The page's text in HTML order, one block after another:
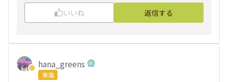
いいね 返信する
hana_greens
東海